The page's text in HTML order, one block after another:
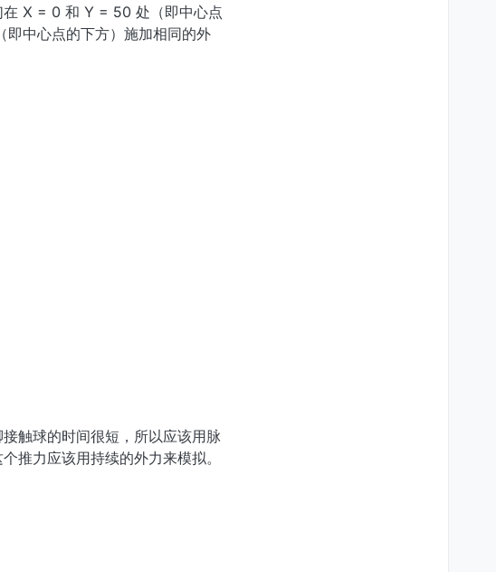
在 X = 0 和 Y = 50 处（即中心点
中心点的下方）施加相同的外
触球的时间很短，所以应该用脉
推力应该用持续的外力来模拟。